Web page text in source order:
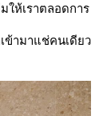
ให้เราตลอดการ
ข้ามาแช่คนเดียว